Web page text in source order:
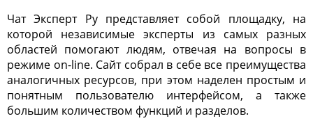
Чат Эксперт Ру представляет собой площадку, на
которой независимые эксперты из самых разных
областей помогают людям, отвечая на вопросы в
режиме on-line. Сайт собрал в себе все преимущества
аналогичных ресурсов, при этом наделен простым и
понятным пользователю интерфейсом, а также
большим количеством функций и разделов.